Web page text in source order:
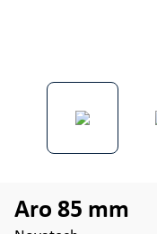
Aro 85 mm